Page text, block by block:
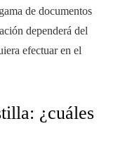
de documentos
dependerá del
efectuar en el
¿cuáles